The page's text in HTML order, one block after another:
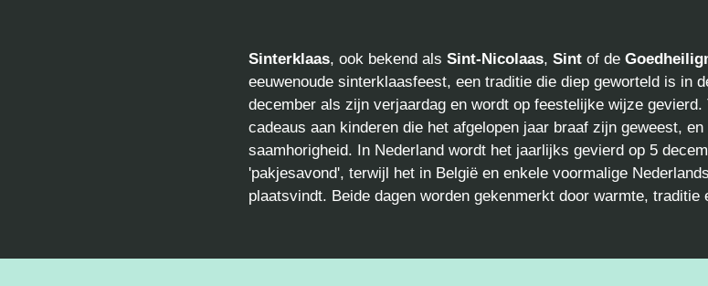
Sinterklaas, ook bekend als Sint-Nicolaas, Sint of de
eeuwenoude sinterklaasfeest, een traditie die diep geworteld is in
december als zijn verjaardag en wordt op feestelijke wijze
cadeaus aan kinderen die het afgelopen jaar braaf zijn geweest,
saamhorigheid. In Nederland wordt het jaarlijks gevierd op 5
'pakjesavond', terwijl het in België en enkele voormalige
plaatsvindt. Beide dagen worden gekenmerkt door warmte, traditie